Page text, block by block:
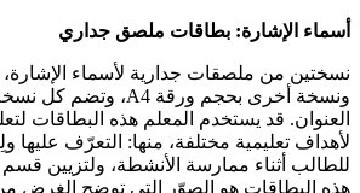
أسماء الإشارة: بطاقات ملصق جداري
العنوان. قد يستخدم المعلم هذه البطاقات
لأهداف تعليمية مختلفة، منها: التعرّف
للطالب أثناء ممارسة الأنشطة، ولتزيين قسم
هذه البطاقات هو الصوّر التي توضح الغرض